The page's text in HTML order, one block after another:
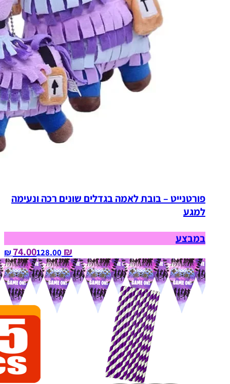
פורטנייט – בובת לאמה בגדלים שונים רכה ונעימה
למגע
במבצע
₪ 74.00
128.00‏ ₪